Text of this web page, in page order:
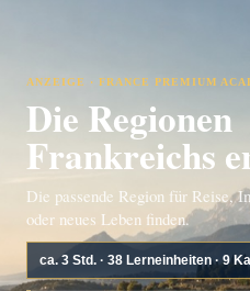
ANZEIGE · FRANCE PREMIUM
Die Regionen
Frankreichs
Die passende Region für Reise,
oder neues Leben finden.
ca. 3 Std. · 38 Lerneinheiten · 9